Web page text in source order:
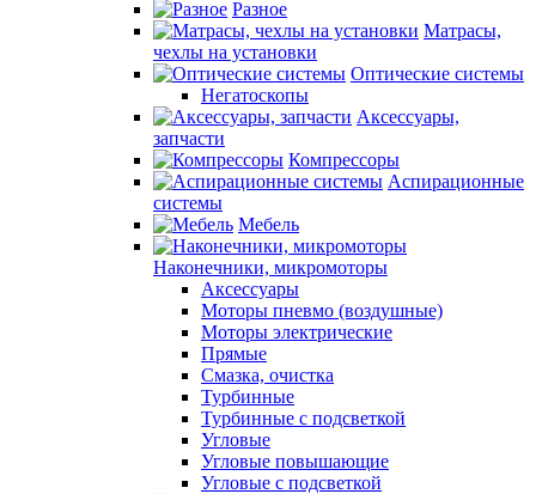
Разное
Матрасы,
чехлы на установки
Оптические системы
Негатоскопы
Аксессуары,
запчасти
Компрессоры
Аспирационные
системы
Мебель
Наконечники, микромоторы
Аксессуары
Моторы пневмо (воздушные)
Моторы электрические
Прямые
Смазка, очистка
Турбинные
Турбинные с подсветкой
Угловые
Угловые повышающие
Угловые с подсветкой